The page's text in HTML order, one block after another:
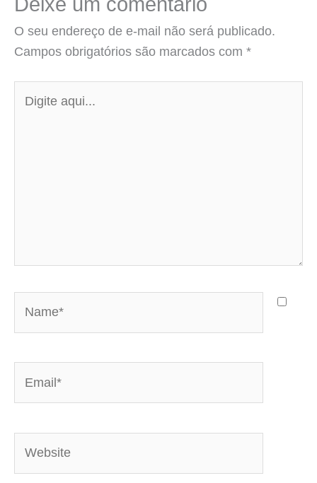
O seu endereço de e-mail não será publicado.
Campos obrigatórios são marcados com *
aqui...